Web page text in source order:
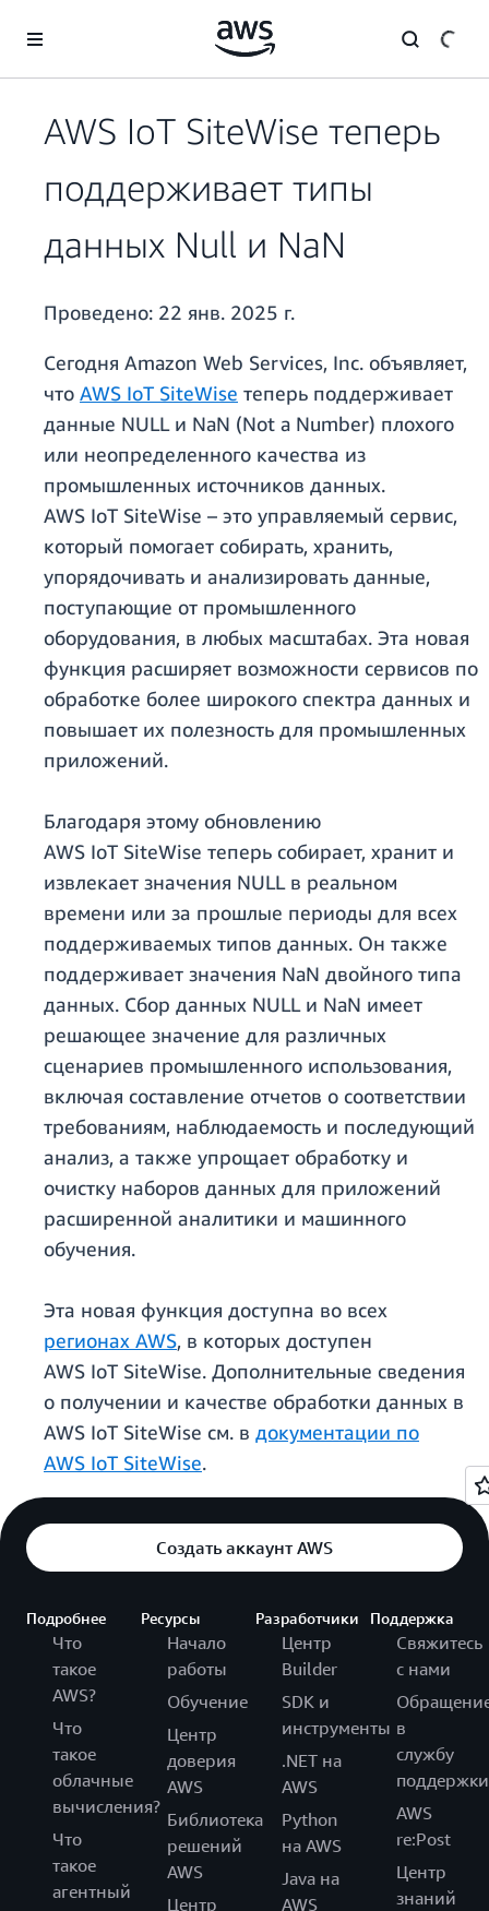
Перейти к главному контенту
AWS IoT SiteWise теперь
поддерживает типы
данных Null и NaN
Проведено: 22 янв. 2025 г.
Сегодня Amazon Web Services, Inc. объявляет,
что AWS IoT SiteWise теперь поддерживает
данные NULL и NaN (Not a Number) плохого
или неопределенного качества из
промышленных источников данных.
AWS IoT SiteWise – это управляемый сервис,
который помогает собирать, хранить,
упорядочивать и анализировать данные,
поступающие от промышленного
оборудования, в любых масштабах. Эта новая
функция расширяет возможности сервисов по
обработке более широкого спектра данных и
повышает их полезность для промышленных
приложений.
Благодаря этому обновлению
AWS IoT SiteWise теперь собирает, хранит и
извлекает значения NULL в реальном
времени или за прошлые периоды для всех
поддерживаемых типов данных. Он также
поддерживает значения NaN двойного типа
данных. Сбор данных NULL и NaN имеет
решающее значение для различных
сценариев промышленного использования,
включая составление отчетов о соответствии
требованиям, наблюдаемость и последующий
анализ, а также упрощает обработку и
очистку наборов данных для приложений
расширенной аналитики и машинного
обучения.
Эта новая функция доступна во всех
регионах AWS, в которых доступен
AWS IoT SiteWise. Дополнительные сведения
о получении и качестве обработки данных в
AWS IoT SiteWise см. в документации по
AWS IoT SiteWise.
Создать аккаунт AWS
Подробнее
Что
такое
AWS?
Что
такое
облачные
вычисления?
Что
такое
агентный
Ресурсы
Начало
работы
Обучение
Центр
доверия
AWS
Библиотека
решений
AWS
Центр
Разработчики
Центр
Builder
SDK и
инструменты
.NET на
AWS
Python
на AWS
Java на
AWS
Поддержка
Свяжитесь
с нами
в
службу
поддержки
AWS
re:Post
Центр
знаний